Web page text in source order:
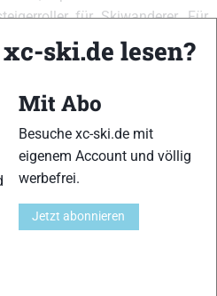
für Skiwanderer. Für
eher weniger
Zurück Weiter
ski.de lesen?
Mit Abo
Besuche xc-ski.de mit
eigenem Account und völlig
werbefrei.
Jetzt abonnieren